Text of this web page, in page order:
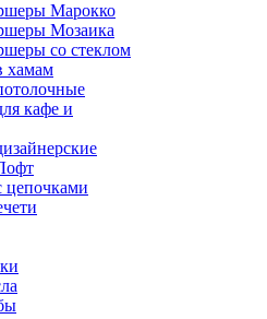
Марокко
Мозаика
со стеклом
хамам
кафе и
цепочками